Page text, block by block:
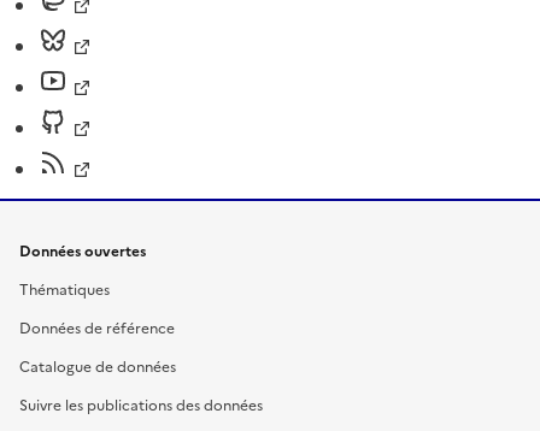
Données ouvertes
Thématiques
Données de référence
Catalogue de données
Suivre les publications des données